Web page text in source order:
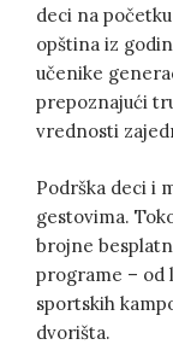
deci na
opština iz
učenike
prepoznajući
vrednosti
Podrška deci i
gestovima.
brojne
programe – od
sportskih
dvorišta.